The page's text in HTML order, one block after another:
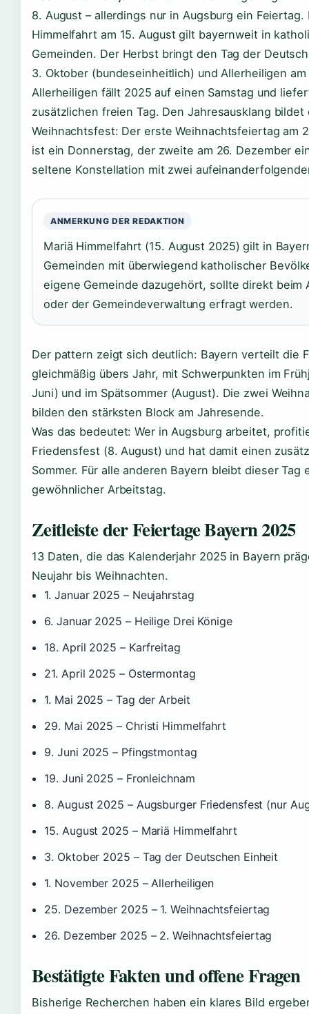
8. August – allerdings nur in Augsburg ein Feiertag.
Himmelfahrt am 15. August gilt bayernweit in
Gemeinden. Der Herbst bringt den Tag der
3. Oktober (bundeseinheitlich) und Allerheiligen am
Allerheiligen fällt 2025 auf einen Samstag und
zusätzlichen freien Tag. Den Jahresausklang bildet
Weihnachtsfest: Der erste Weihnachtsfeiertag am
ist ein Donnerstag, der zweite am 26. Dezember
seltene Konstellation mit zwei
ANMERKUNG DER REDAKTION
Mariä Himmelfahrt (15. August 2025) gilt in
Gemeinden mit überwiegend katholischer
eigene Gemeinde dazugehört, sollte direkt beim
oder der Gemeindeverwaltung erfragt werden.
Der pattern zeigt sich deutlich: Bayern verteilt die
gleichmäßig übers Jahr, mit Schwerpunkten im
Juni) und im Spätsommer (August). Die zwei
bilden den stärksten Block am Jahresende.
Was das bedeutet: Wer in Augsburg arbeitet,
Friedensfest (8. August) und hat damit einen
Sommer. Für alle anderen Bayern bleibt dieser Tag
gewöhnlicher Arbeitstag.
Zeitleiste der Feiertage Bayern 2025
13 Daten, die das Kalenderjahr 2025 in Bayern
Neujahr bis Weihnachten.
1. Januar 2025 – Neujahrstag
6. Januar 2025 – Heilige Drei Könige
18. April 2025 – Karfreitag
21. April 2025 – Ostermontag
1. Mai 2025 – Tag der Arbeit
29. Mai 2025 – Christi Himmelfahrt
9. Juni 2025 – Pfingstmontag
19. Juni 2025 – Fronleichnam
8. August 2025 – Augsburger Friedensfest (nur
15. August 2025 – Mariä Himmelfahrt
3. Oktober 2025 – Tag der Deutschen Einheit
1. November 2025 – Allerheiligen
25. Dezember 2025 – 1. Weihnachtsfeiertag
26. Dezember 2025 – 2. Weihnachtsfeiertag
Bestätigte Fakten und offene Fragen
Bisherige Recherchen haben ein klares Bild